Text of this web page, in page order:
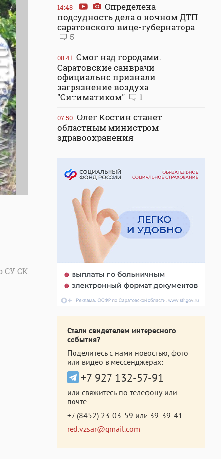
СУ СК
14:48
Определена
подсудность дела о ночном ДТП
саратовского вице-губернатора
5
08:41 Смог над городами.
Саратовские санврачи
официально признали
загрязнение воздуха
"Ситиматиком"
1
07:50 Олег Костин станет
областным министром
здравоохранения
Стали свидетелем интересного
события?
Поделитесь с нами новостью, фото
или видео в мессенджерах:
+7 927 132-57-91
или свяжитесь по телефону или
почте
+7 (8452) 23-03-59 или 39-39-41
red.vzsar@gmail.com